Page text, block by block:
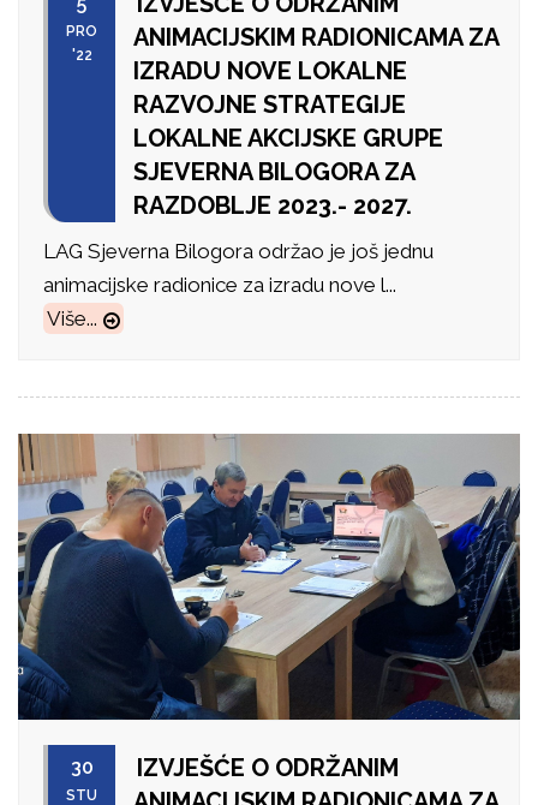
PRO
'22
ANIMACIJSKIM RADIONICAMA ZA
IZRADU NOVE LOKALNE
RAZVOJNE STRATEGIJE
LOKALNE AKCIJSKE GRUPE
SJEVERNA BILOGORA ZA
RAZDOBLJE 2023.- 2027.
LAG Sjeverna Bilogora održao je još jednu
animacijske radionice za izradu nove l...
Više...
30
STU
IZVJEŠĆE O ODRŽANIM